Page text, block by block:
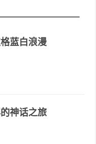
蓝白浪漫
神话之旅